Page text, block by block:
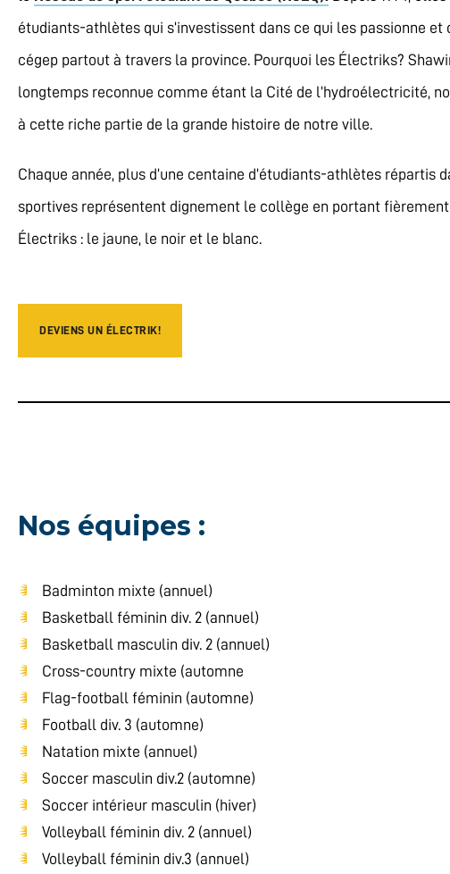
étudiants-athlètes qui s’investissent dans ce qui les passionne et
cégep partout à travers la province. Pourquoi les Électriks?
longtemps reconnue comme étant la Cité de l’hydroélectricité,
à cette riche partie de la grande histoire de notre ville.
Chaque année, plus d’une centaine d’étudiants-athlètes répartis
sportives représentent dignement le collège en portant
Électriks : le jaune, le noir et le blanc.
DEVIENS UN ÉLECTRIK!
Nos équipes :
Badminton mixte (annuel)
Basketball féminin div. 2 (annuel)
Basketball masculin div. 2 (annuel)
Cross-country mixte (automne
Flag-football féminin (automne)
Football div. 3 (automne)
Natation mixte (annuel)
Soccer masculin div.2 (automne)
Soccer intérieur masculin (hiver)
Volleyball féminin div. 2 (annuel)
Volleyball féminin div.3 (annuel)